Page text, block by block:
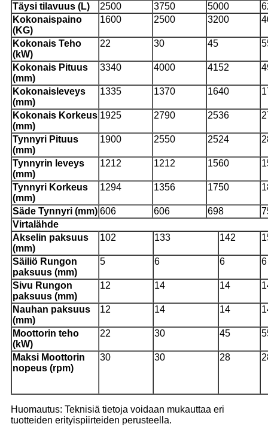
Täysi tilavuus (L) 2500 3750 5000
Kokonaispaino
(KG)
1600 2500 3200
Kokonais Teho
(kW)
22 30 45
Kokonais Pituus
(mm)
3340 4000 4152
Kokonaisleveys
(mm)
1335 1370 1640
Kokonais Korkeus
(mm)
1925 2790 2536
Tynnyri Pituus
(mm)
1900 2550 2524
Tynnyrin leveys
(mm)
1212 1212 1560
Tynnyri Korkeus
(mm)
1294 1356 1750
Säde Tynnyri (mm) 606 606 698
Virtalähde
Akselin paksuus
(mm)
102 133 142
Säiliö Rungon
paksuus (mm)
5 6 6 6
Sivu Rungon
paksuus (mm)
12 14 14
Nauhan paksuus
(mm)
12 14 14
Moottorin teho
(kW)
22 30 45
Maksi Moottorin
nopeus (rpm)
30 30 28
Huomautus: Teknisiä tietoja voidaan mukauttaa eri
tuotteiden erityispiirteiden perusteella.